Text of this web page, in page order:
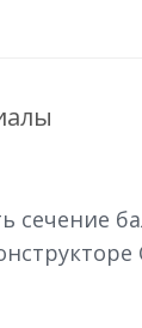
сечение